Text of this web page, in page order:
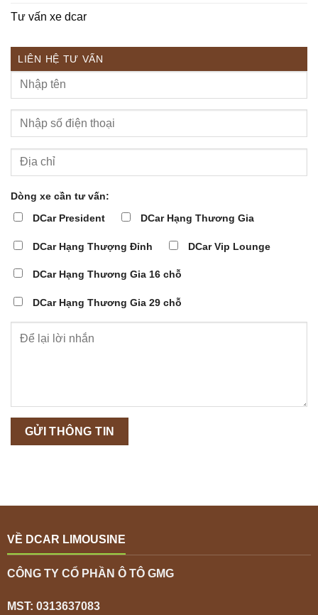
Tư vấn xe dcar
LIÊN HỆ TƯ VẤN
Dòng xe cần tư vấn:
DCar President
DCar Hạng Thương Gia
DCar Hạng Thượng Đỉnh DCar Vip Lounge
DCar Hạng Thương Gia 16 chỗ
DCar Hạng Thương Gia 29 chỗ
VỀ DCAR LIMOUSINE
CÔNG TY CỔ PHẦN Ô TÔ GMG
MST: 0313637083